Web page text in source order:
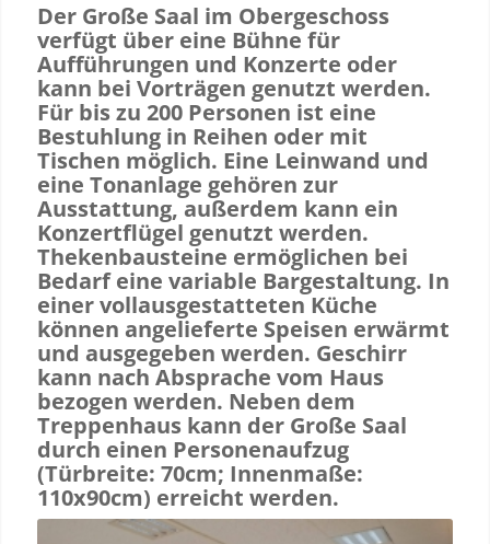
Der Große Saal im Obergeschoss
verfügt über eine Bühne für
Aufführungen und Konzerte oder
kann bei Vorträgen genutzt werden.
Für bis zu 200 Personen ist eine
Bestuhlung in Reihen oder mit
Tischen möglich. Eine Leinwand und
eine Tonanlage gehören zur
Ausstattung, außerdem kann ein
Konzertflügel genutzt werden.
Thekenbausteine ermöglichen bei
Bedarf eine variable Bargestaltung. In
einer vollausgestatteten Küche
können angelieferte Speisen erwärmt
und ausgegeben werden. Geschirr
kann nach Absprache vom Haus
bezogen werden. Neben dem
Treppenhaus kann der Große Saal
durch einen Personenaufzug
(Türbreite: 70cm; Innenmaße:
110x90cm) erreicht werden.